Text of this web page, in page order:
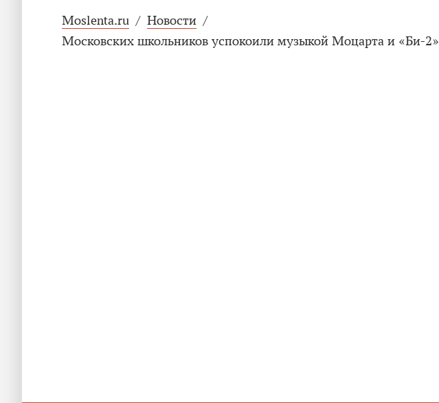
Moslenta.ru / Новости /
Московских школьников успокоили музыкой Моцарта и «Би-2»